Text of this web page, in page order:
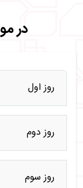
در
روز اول
روز دوم
روز سوم